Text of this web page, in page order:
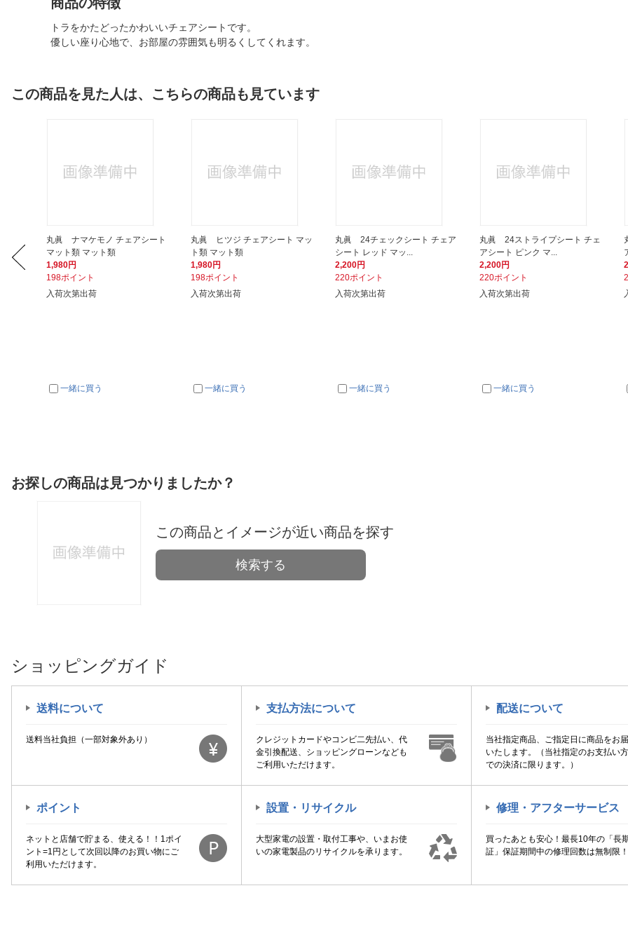
トラをかたどったかわいいチェアシートです。
優しい座り心地で、お部屋の雰囲気も明るくしてくれます。
この商品を見た人は、こちらの商品も見ています
丸眞 ナマケモノ チェアシート
マット類 マット類
1,980円
198ポイント
入荷次第出荷
一緒に買う
丸眞 ヒツジ チェアシート マッ
ト類 マット類
1,980円
198ポイント
入荷次第出荷
一緒に買う
丸眞 24チェックシート チェア
シート レッド マッ...
2,200円
220ポイント
入荷次第出荷
一緒に買う
丸眞 24ストライプシート チェ
アシート ピンク マ...
2,200円
220ポイント
入荷次第出荷
一緒に買う
お探しの商品は見つかりましたか？
この商品とイメージが近い商品を探す
検索する
ショッピングガイド
送料について
送料当社負担（一部対象外あり）
支払方法について
クレジットカードやコンビ二先払い、代
金引換配送、ショッピングローンなども
ご利用いただけます。
配送について
当社指定商品、ご指定日に商品をお
いたします。（当社指定のお支払い
での決済に限ります。）
ポイント
ネットと店舗で貯まる、使える！！1ポイ
ント=1円として次回以降のお買い物にご
利用いただけます。
設置・リサイクル
大型家電の設置・取付工事や、いまお使
いの家電製品のリサイクルを承ります。
修理・アフターサービス
買ったあとも安心！最長10年の「長
証」保証期間中の修理回数は無制限！